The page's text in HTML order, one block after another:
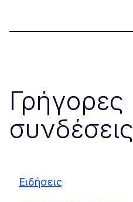
Γρήγορες
συνδέσεις
Ειδήσεις